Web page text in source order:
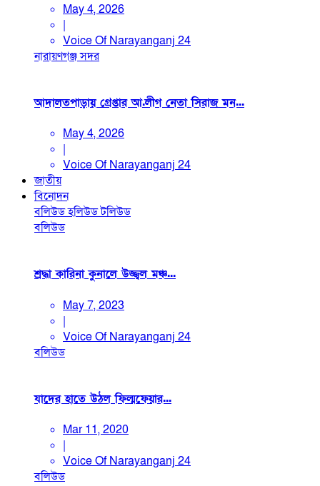
May 4, 2026
|
Voice Of Narayanganj 24
নারায়ণগঞ্জ সদর
আদালতপাড়ায় গ্রেপ্তার আ.লীগ নেতা সিরাজ মন...
May 4, 2026
|
Voice Of Narayanganj 24
জাতীয়
বিনোদন
বলিউডহলিউডটলিউড
বলিউড
শ্রদ্ধা কারিনা কুনালে উজ্জ্বল মঞ্চ...
May 7, 2023
|
Voice Of Narayanganj 24
বলিউড
যাদের হাতে উঠল ফিল্মফেয়ার...
Mar 11, 2020
|
Voice Of Narayanganj 24
বলিউড